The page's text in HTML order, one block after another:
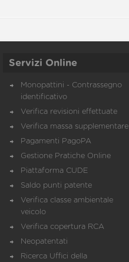
Servizi Online
Monopattini - Contrassegno
identificativo
Verifica revisioni effettuate
Verifica massa supplementare
Pagamenti PagoPA
Gestione Pratiche Online
Piattaforma CUDE
Saldo punti patente
Verifica classe ambientale
veicolo
Verifica copertura RCA
Neopatentati
Ricerca Uffici della